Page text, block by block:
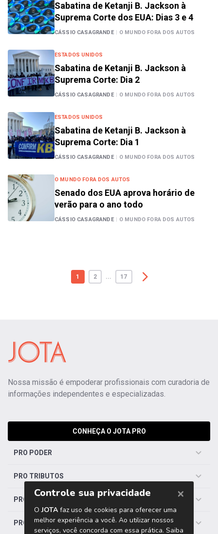
Sabatina de Ketanji B. Jackson à
Suprema Corte dos EUA: Dias 3 e 4
CÁSSIO CASAGRANDE | O MUNDO FORA DOS AUTOS
ESTADOS UNIDOS
Sabatina de Ketanji B. Jackson à
Suprema Corte: Dia 2
CÁSSIO CASAGRANDE | O MUNDO FORA DOS AUTOS
ESTADOS UNIDOS
Sabatina de Ketanji B. Jackson à
Suprema Corte: Dia 1
CÁSSIO CASAGRANDE | O MUNDO FORA DOS AUTOS
O MUNDO FORA DOS AUTOS
Senado dos EUA aprova horário de
verão para o ano todo
CÁSSIO CASAGRANDE | O MUNDO FORA DOS AUTOS
1 2 ... 17
Nossa missão é empoderar profissionais com curadoria de
informações independentes e especializadas.
CONHEÇA O JOTA PRO
PRO PODER
PRO TRIBUTOS
PRO TRABALHISTA
PRO SAÚDE